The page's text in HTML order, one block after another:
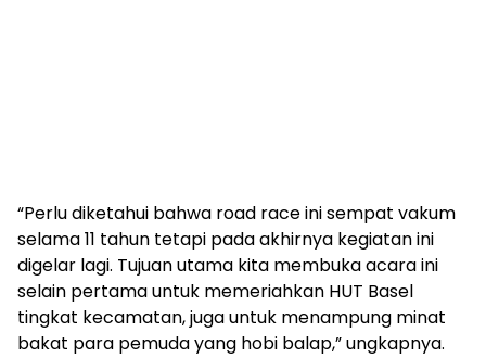
“Perlu diketahui bahwa road race ini sempat vakum
selama 11 tahun tetapi pada akhirnya kegiatan ini
digelar lagi. Tujuan utama kita membuka acara ini
selain pertama untuk memeriahkan HUT Basel
tingkat kecamatan, juga untuk menampung minat
bakat para pemuda yang hobi balap,” ungkapnya.